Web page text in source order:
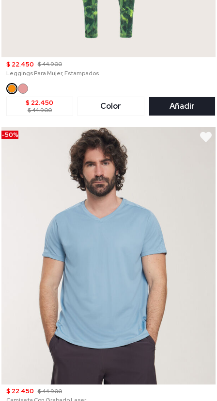
$ 22.450 $ 44.900
Leggings Para Mujer, Estampados
$ 22.450
$ 44.900 Color Añadir
-50%
$ 22.450 $ 44.900